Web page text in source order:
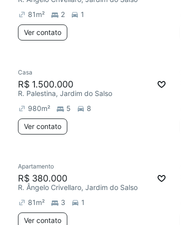
81m² 2 1
Ver contato
Casa
R$ 1.500.000
R. Palestina, Jardim do Salso
980m² 5 8
Ver contato
Apartamento
R$ 380.000
R. Ângelo Crivellaro, Jardim do Salso
81m² 3 1
Ver contato